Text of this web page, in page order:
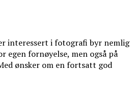
interessert i fotografi byr nemlig
egen fornøyelse, men også på
ønsker om en fortsatt god